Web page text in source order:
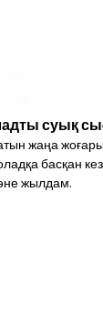
суық
жаңа
басқан
жылдам.